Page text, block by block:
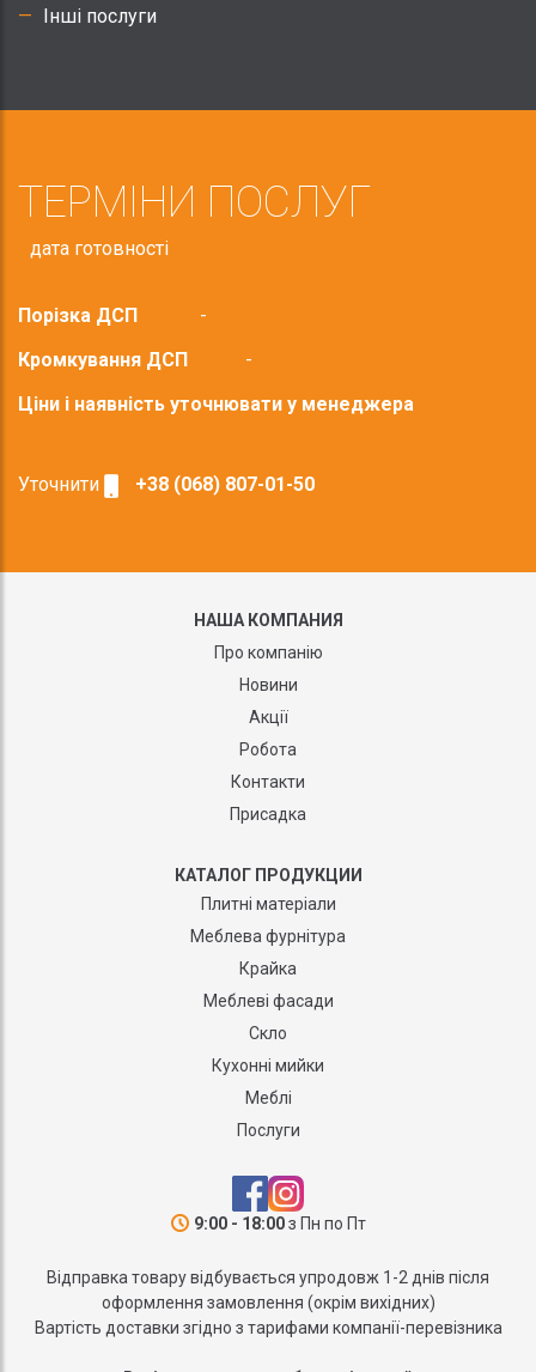
Інші послуги
ТЕРМІНИ ПОСЛУГ
дата готовності
Порізка ДСП
-
Кромкування ДСП
-
Ціни і наявність уточнювати у менеджера
Уточнити +38 (068) 807-01-50
НАША КОМПАНИЯ
Про компанію
Новини
Акції
Робота
Контакти
Присадка
КАТАЛОГ ПРОДУКЦИИ
Плитні матеріали
Меблева фурнітура
Крайка
Меблеві фасади
Скло
Кухонні мийки
Меблі
Послуги
9:00 - 18:00з Пн по Пт
Відправка товару відбувається упродовж 1-2 днів після
оформлення замовлення (окрім вихідних)
Вартість доставки згідно з тарифами компанії-перевізника